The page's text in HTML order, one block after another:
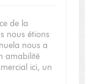
de la
nous étions
nous a
amabilité
ici, un